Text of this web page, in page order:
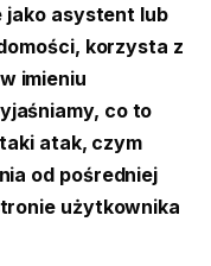
jako asystent lub
korzysta z
imieniu
co to
atak, czym
od pośredniej
użytkownika